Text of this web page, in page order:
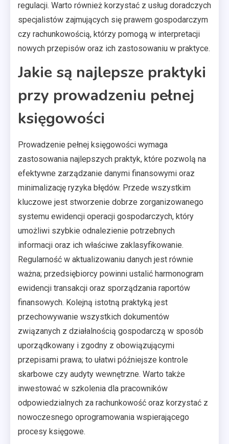
regulacji. Warto również korzystać z usług doradczych
specjalistów zajmujących się prawem gospodarczym
czy rachunkowością, którzy pomogą w interpretacji
nowych przepisów oraz ich zastosowaniu w praktyce.
Jakie są najlepsze praktyki
przy prowadzeniu pełnej
księgowości
Prowadzenie pełnej księgowości wymaga
zastosowania najlepszych praktyk, które pozwolą na
efektywne zarządzanie danymi finansowymi oraz
minimalizację ryzyka błędów. Przede wszystkim
kluczowe jest stworzenie dobrze zorganizowanego
systemu ewidencji operacji gospodarczych, który
umożliwi szybkie odnalezienie potrzebnych
informacji oraz ich właściwe zaklasyfikowanie.
Regularność w aktualizowaniu danych jest równie
ważna; przedsiębiorcy powinni ustalić harmonogram
ewidencji transakcji oraz sporządzania raportów
finansowych. Kolejną istotną praktyką jest
przechowywanie wszystkich dokumentów
związanych z działalnością gospodarczą w sposób
uporządkowany i zgodny z obowiązującymi
przepisami prawa; to ułatwi późniejsze kontrole
skarbowe czy audyty wewnętrzne. Warto także
inwestować w szkolenia dla pracowników
odpowiedzialnych za rachunkowość oraz korzystać z
nowoczesnego oprogramowania wspierającego
procesy księgowe.